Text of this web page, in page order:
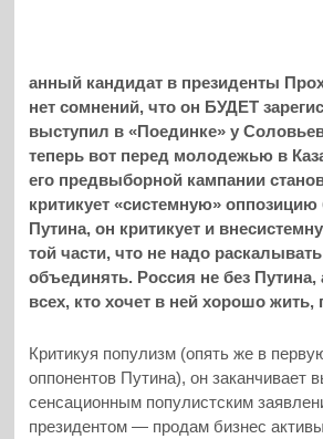
анный кандидат в президенты
нет сомнений, что он БУДЕТ
выступил в «Поединке» у
теперь вот перед молодежью в
его предвыборной кампании
критикует «системную»
Путина, он критикует и
той части, что не надо
объединять. Россия не без Путина,
всех, кто хочет в ней хорошо жить,
Критикуя популизм (опять же в
оппонентов Путина), он заканчивает
сенсационным популистским
президентом — продам бизнес